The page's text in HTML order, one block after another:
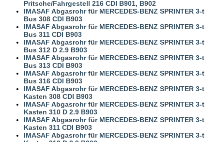
Pritsche/Fahrgestell 216 CDI B901, B902
IMASAF Abgasrohr für MERCEDES-BENZ SPRINTER 3-t
Bus 308 CDI B903
IMASAF Abgasrohr für MERCEDES-BENZ SPRINTER 3-t
Bus 311 CDI B903
IMASAF Abgasrohr für MERCEDES-BENZ SPRINTER 3-t
Bus 312 D 2.9 B903
IMASAF Abgasrohr für MERCEDES-BENZ SPRINTER 3-t
Bus 313 CDI B903
IMASAF Abgasrohr für MERCEDES-BENZ SPRINTER 3-t
Bus 316 CDI B903
IMASAF Abgasrohr für MERCEDES-BENZ SPRINTER 3-t
Kasten 308 CDI B903
IMASAF Abgasrohr für MERCEDES-BENZ SPRINTER 3-t
Kasten 310 D 2.9 B903
IMASAF Abgasrohr für MERCEDES-BENZ SPRINTER 3-t
Kasten 311 CDI B903
IMASAF Abgasrohr für MERCEDES-BENZ SPRINTER 3-t